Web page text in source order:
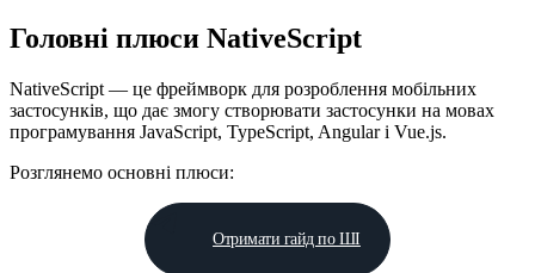
Головні плюси NativeScript
NativeScript — це фреймворк для розроблення мобільних
застосунків, що дає змогу створювати застосунки на мовах
програмування JavaScript, TypeScript, Angular і Vue.js.
Розглянемо основні плюси:
Отримати гайд по ШІ